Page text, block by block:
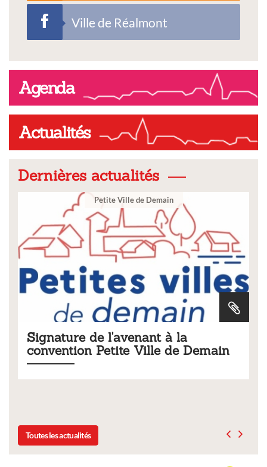
Ville de Réalmont
Agenda
Actualités
Dernières actualités
Demain
Tarifs 2026 des services
municipaux
Toutes les actualités